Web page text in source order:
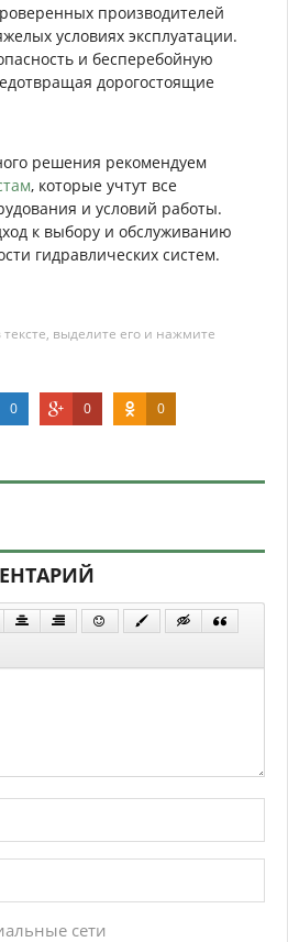
производителей
условиях эксплуатации.
и бесперебойную
дорогостоящие
решения рекомендуем
, которые учтут все
и условий работы.
к выбору и обслуживанию
гидравлических систем.
выделите его и нажмите
0 0 0
сети